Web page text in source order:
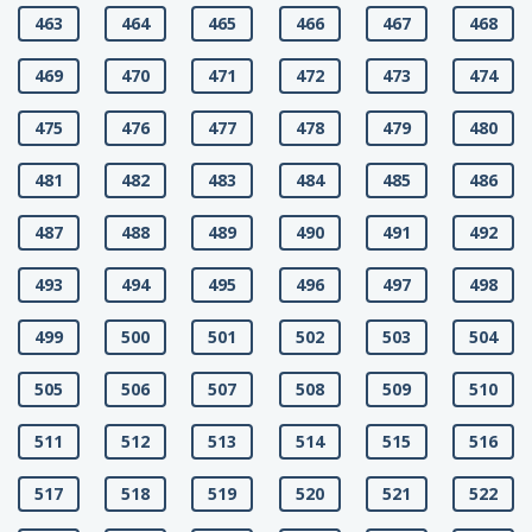
463 464 465 466 467 468
469 470 471 472 473 474
475 476 477 478 479 480
481 482 483 484 485 486
487 488 489 490 491 492
493 494 495 496 497 498
499 500 501 502 503 504
505 506 507 508 509 510
511 512 513 514 515 516
517 518 519 520 521 522